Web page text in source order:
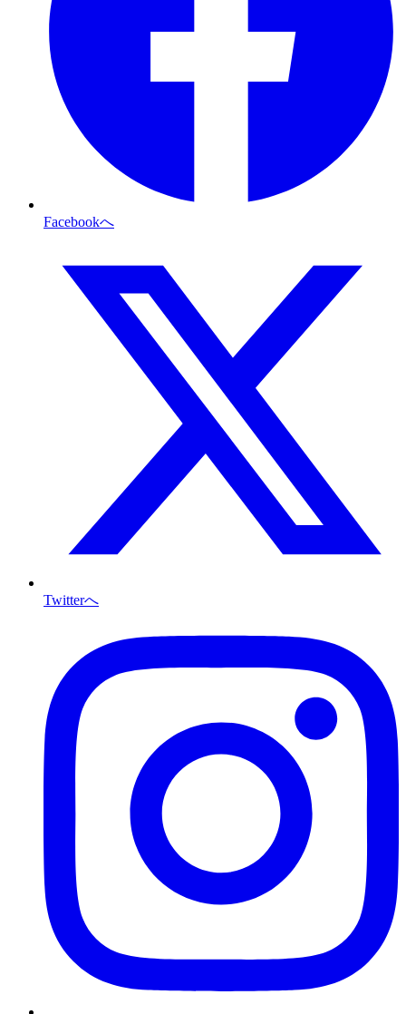
Facebookへ
Twitterへ